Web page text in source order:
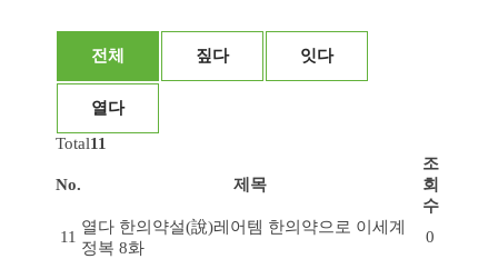
전체 짚다 잇다
열다
Total11
No. 제목
조
회
수
11
열다 한의약설(說)레어템 한의약으로 이세계
정복 8화
0